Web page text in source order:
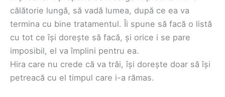
călătorie lungă, să vadă lumea, după ce ea va
termina cu bine tratamentul. Îi spune să facă o listă
cu tot ce își dorește să facă, și orice i se pare
imposibil, el va împlini pentru ea.
Hira care nu crede că va trăi, își dorește doar să își
petreacă cu el timpul care i-a rămas.